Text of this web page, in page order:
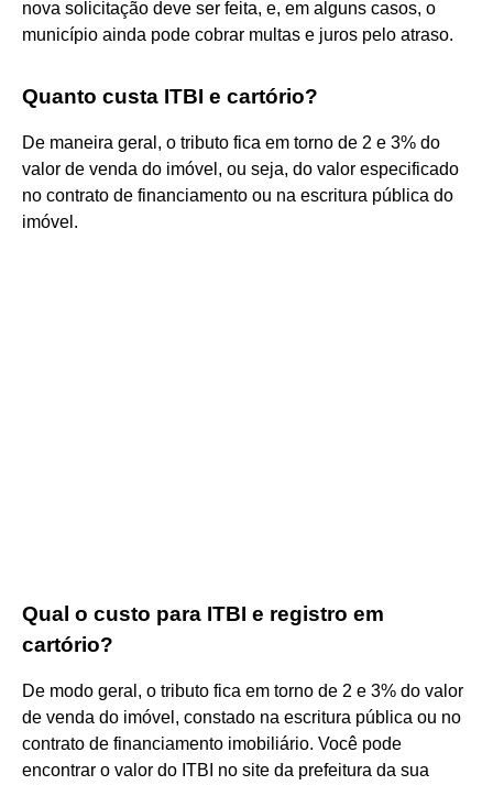
nova solicitação deve ser feita, e, em alguns casos, o
município ainda pode cobrar multas e juros pelo atraso.
Quanto custa ITBI e cartório?
De maneira geral, o tributo fica em torno de 2 e 3% do
valor de venda do imóvel, ou seja, do valor especificado
no contrato de financiamento ou na escritura pública do
imóvel.
Qual o custo para ITBI e registro em
cartório?
De modo geral, o tributo fica em torno de 2 e 3% do valor
de venda do imóvel, constado na escritura pública ou no
contrato de financiamento imobiliário. Você pode
encontrar o valor do ITBI no site da prefeitura da sua